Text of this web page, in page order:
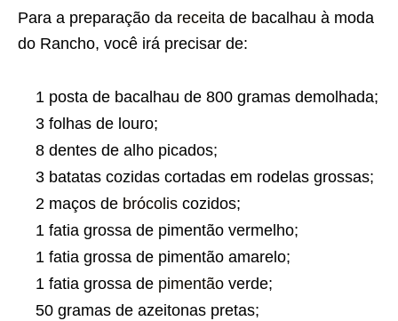
Para a preparação da receita de bacalhau à moda
do Rancho, você irá precisar de:
1 posta de bacalhau de 800 gramas demolhada;
3 folhas de louro;
8 dentes de alho picados;
3 batatas cozidas cortadas em rodelas grossas;
2 maços de brócolis cozidos;
1 fatia grossa de pimentão vermelho;
1 fatia grossa de pimentão amarelo;
1 fatia grossa de pimentão verde;
50 gramas de azeitonas pretas;